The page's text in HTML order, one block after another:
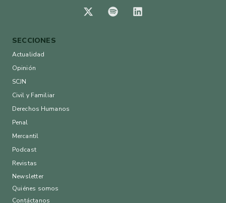
SECCIONES
Actualidad
Opinión
SCJN
Civil y Familiar
Derechos Humanos
Penal
Mercantil
Podcast
Revistas
Newsletter
Quiénes somos
Contáctanos